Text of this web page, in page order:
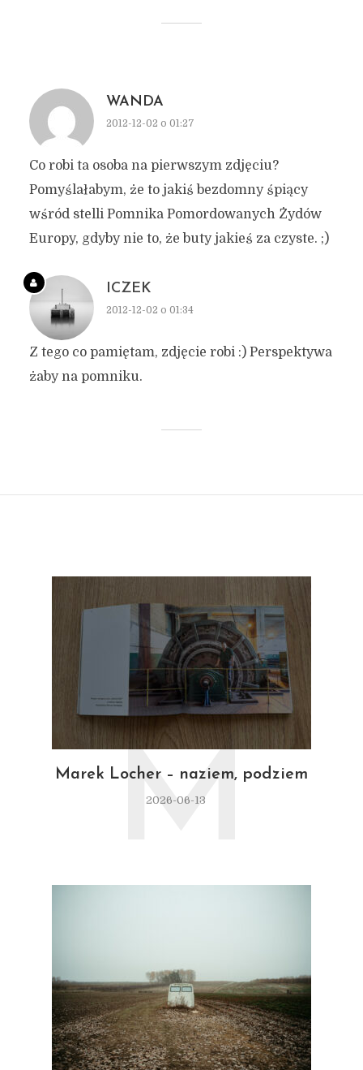
WANDA
2012-12-02 o 01:27
Co robi ta osoba na pierwszym zdjęciu?
Pomyślałabym, że to jakiś bezdomny śpiący
wśród stelli Pomnika Pomordowanych Żydów
Europy, gdyby nie to, że buty jakieś za czyste. ;)
ICZEK
2012-12-02 o 01:34
Z tego co pamiętam, zdjęcie robi :) Perspektywa
żaby na pomniku.
Marek Locher – naziem, podziem
2026-06-13
M